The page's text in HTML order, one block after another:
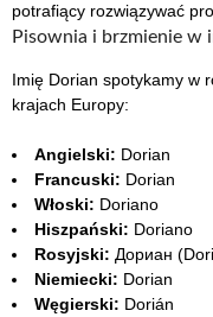
potrafiący rozwiązywać
Pisownia i brzmienie w
Imię Dorian spotykamy w
krajach Europy:
Angielski: Dorian
Francuski: Dorian
Włoski: Doriano
Hiszpański: Doriano
Rosyjski: Дориан
Niemiecki: Dorian
Węgierski: Dorián